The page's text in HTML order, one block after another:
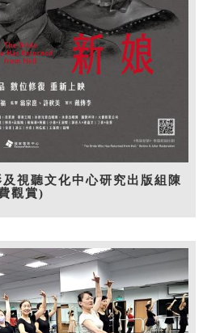
及視聽文化中心研究出版組陳
觀賞)